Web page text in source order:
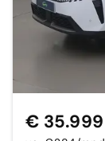
€ 35.999